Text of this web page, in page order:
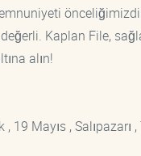
Kaplan File,
alın!
Mayıs , Salıpazarı